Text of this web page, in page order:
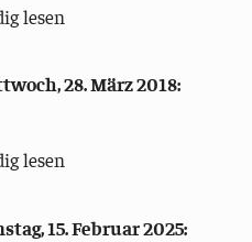
lesen
28. März 2018:
lesen
15. Februar 2025: